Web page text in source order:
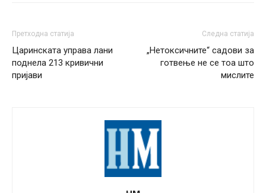
Претходна статија
Царинската управа лани
поднела 213 кривични
пријави
Следна статија
„Нетоксичните“ садови за
готвење не се тоа што
мислите